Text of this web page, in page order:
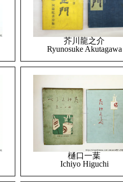
芥川龍之介
Ryunosuke Akutagawa
樋口一葉
Ichiyo Higuchi